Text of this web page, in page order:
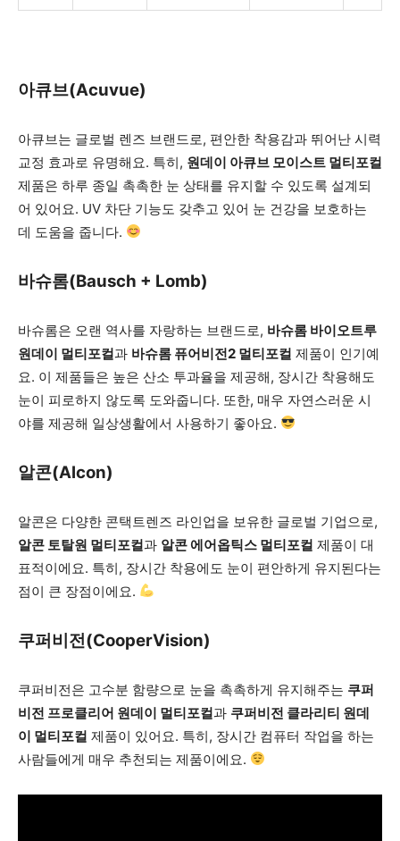
아큐브(Acuvue)
아큐브는 글로벌 렌즈 브랜드로, 편안한 착용감과 뛰어난 시력
교정 효과로 유명해요. 특히, 원데이 아큐브 모이스트 멀티포컬
제품은 하루 종일 촉촉한 눈 상태를 유지할 수 있도록 설계되
어 있어요. UV 차단 기능도 갖추고 있어 눈 건강을 보호하는
데 도움을 줍니다.
바슈롬(Bausch + Lomb)
바슈롬은 오랜 역사를 자랑하는 브랜드로, 바슈롬 바이오트루
원데이 멀티포컬과 바슈롬 퓨어비전2 멀티포컬 제품이 인기예
요. 이 제품들은 높은 산소 투과율을 제공해, 장시간 착용해도
눈이 피로하지 않도록 도와줍니다. 또한, 매우 자연스러운 시
야를 제공해 일상생활에서 사용하기 좋아요.
알콘(Alcon)
알콘은 다양한 콘택트렌즈 라인업을 보유한 글로벌 기업으로,
알콘 토탈원 멀티포컬과 알콘 에어옵틱스 멀티포컬 제품이 대
표적이에요. 특히, 장시간 착용에도 눈이 편안하게 유지된다는
점이 큰 장점이에요.
쿠퍼비전(CooperVision)
쿠퍼비전은 고수분 함량으로 눈을 촉촉하게 유지해주는 쿠퍼
비전 프로클리어 원데이 멀티포컬과 쿠퍼비전 클라리티 원데
이 멀티포컬 제품이 있어요. 특히, 장시간 컴퓨터 작업을 하는
사람들에게 매우 추천되는 제품이에요.